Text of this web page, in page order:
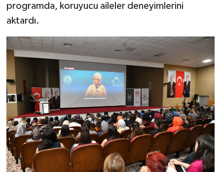
programda, koruyucu aileler deneyimlerini
aktardı.